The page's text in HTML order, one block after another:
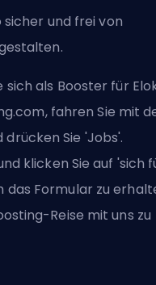
sicher und frei von
sich als Booster für
fahren Sie mit
Sie 'Jobs'.
klicken Sie auf 'sich
das Formular zu
Reise mit uns zu